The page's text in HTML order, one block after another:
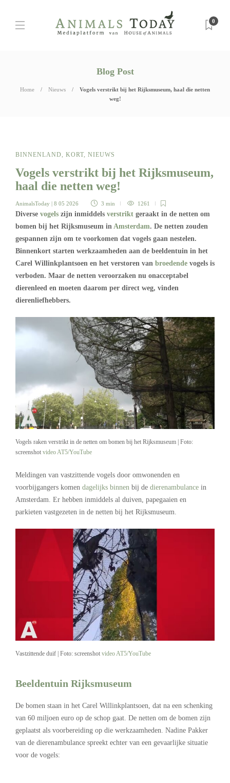
0
Blog Post
Home Nieuws
Vogels verstrikt bij het Rijksmuseum, haal die netten
weg!
BINNENLAND, KORT, NIEUWS
Vogels verstrikt bij het Rijksmuseum,
haal die netten weg!
AnimalsToday | 8 05 2026 3 min 1261
Diverse vogels zijn inmiddels verstrikt geraakt in de netten om
bomen bij het Rijksmuseum in Amsterdam. De netten zouden
gespannen zijn om te voorkomen dat vogels gaan nestelen.
Binnenkort starten werkzaamheden aan de beeldentuin in het
Carel Willinkplantsoen en het verstoren van broedende vogels is
verboden. Maar de netten veroorzaken nu onacceptabel
dierenleed en moeten daarom per direct weg, vinden
dierenliefhebbers.
Vogels raken verstrikt in de netten om bomen bij het Rijksmuseum | Foto:
screenshot video AT5/YouTube
Meldingen van vastzittende vogels door omwonenden en
voorbijgangers komen dagelijks binnen bij de dierenambulance in
Amsterdam. Er hebben inmiddels al duiven, papegaaien en
parkieten vastgezeten in de netten bij het Rijksmuseum.
Vastzittende duif | Foto: screenshot video AT5/YouTube
Beeldentuin Rijksmuseum
De bomen staan in het Carel Willinkplantsoen, dat na een schenking
van 60 miljoen euro op de schop gaat. De netten om de bomen zijn
geplaatst als voorbereiding op die werkzaamheden. Nadine Pakker
van de dierenambulance spreekt echter van een gevaarlijke situatie
voor de vogels: